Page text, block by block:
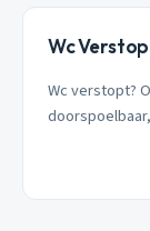
Wc
Wc verstopt?